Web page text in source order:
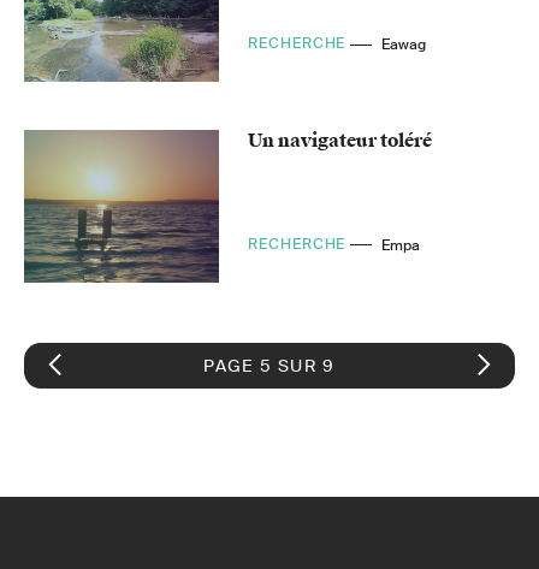
RECHERCHE Eawag
Un navigateur toléré
RECHERCHE Empa
PAGE 5 SUR 9